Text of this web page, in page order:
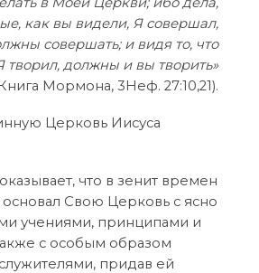
как вы видели, Я совершал,
совершать; и видя то, что
творил, должны и вы творить»
Мормона, 3Неф. 27:10,21).
Церковь Иисуса
что в зенит времен
основал Свою Церковь с ясно
учениями, принципами и
с особым образом
придав ей